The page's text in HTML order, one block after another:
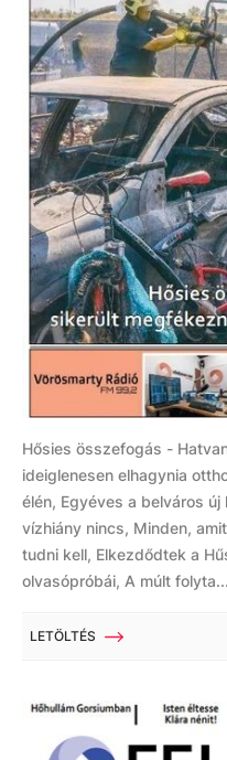
Hősies összefogás -
ideiglenesen elhagynia
élén, Egyéves a belváros
vízhiány nincs, Minden,
tudni kell, Elkezdődtek a
olvasópróbái, A múlt folyta...
LETÖLTÉS